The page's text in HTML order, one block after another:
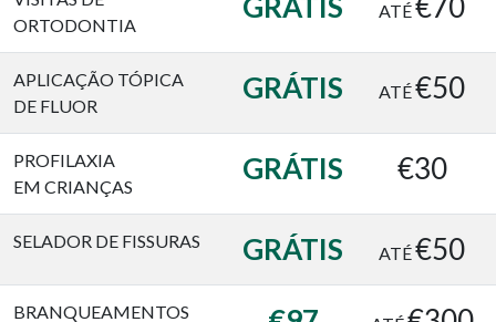
ORTODONTIA
ATÉ
APLICAÇÃO TÓPICA
DE FLUOR
GRÁTIS ATÉ€50
PROFILAXIA
EM CRIANÇAS
GRÁTIS €30
SELADOR DE FISSURAS GRÁTIS ATÉ€50
BRANQUEAMENTOS